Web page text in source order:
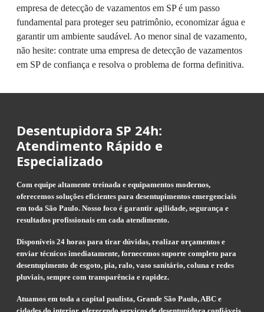
empresa de detecção de vazamentos em SP é um passo
fundamental para proteger seu patrimônio, economizar água e
garantir um ambiente saudável. Ao menor sinal de vazamento,
não hesite: contrate uma empresa de detecção de vazamentos
em SP de confiança e resolva o problema de forma definitiva.
Desentupidora SP 24h:
Atendimento Rápido e
Especializado
Com equipe altamente treinada e equipamentos modernos,
oferecemos soluções eficientes para desentupimentos emergenciais
em toda São Paulo. Nosso foco é garantir agilidade, segurança e
resultados profissionais em cada atendimento.
Disponíveis 24 horas para tirar dúvidas, realizar orçamentos e
enviar técnicos imediatamente, fornecemos suporte completo para
desentupimento de esgoto, pia, ralo, vaso sanitário, coluna e redes
pluviais, sempre com transparência e rapidez.
Atuamos em toda a capital paulista, Grande São Paulo, ABC e